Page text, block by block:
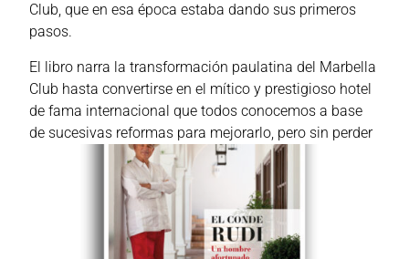
Club, que en esa época estaba dando sus primeros
pasos.
El libro narra la transformación paulatina del Marbella
Club hasta convertirse en el mítico y prestigioso hotel
de fama internacional que todos conocemos a base
de sucesivas reformas para mejorarlo, pero sin perder